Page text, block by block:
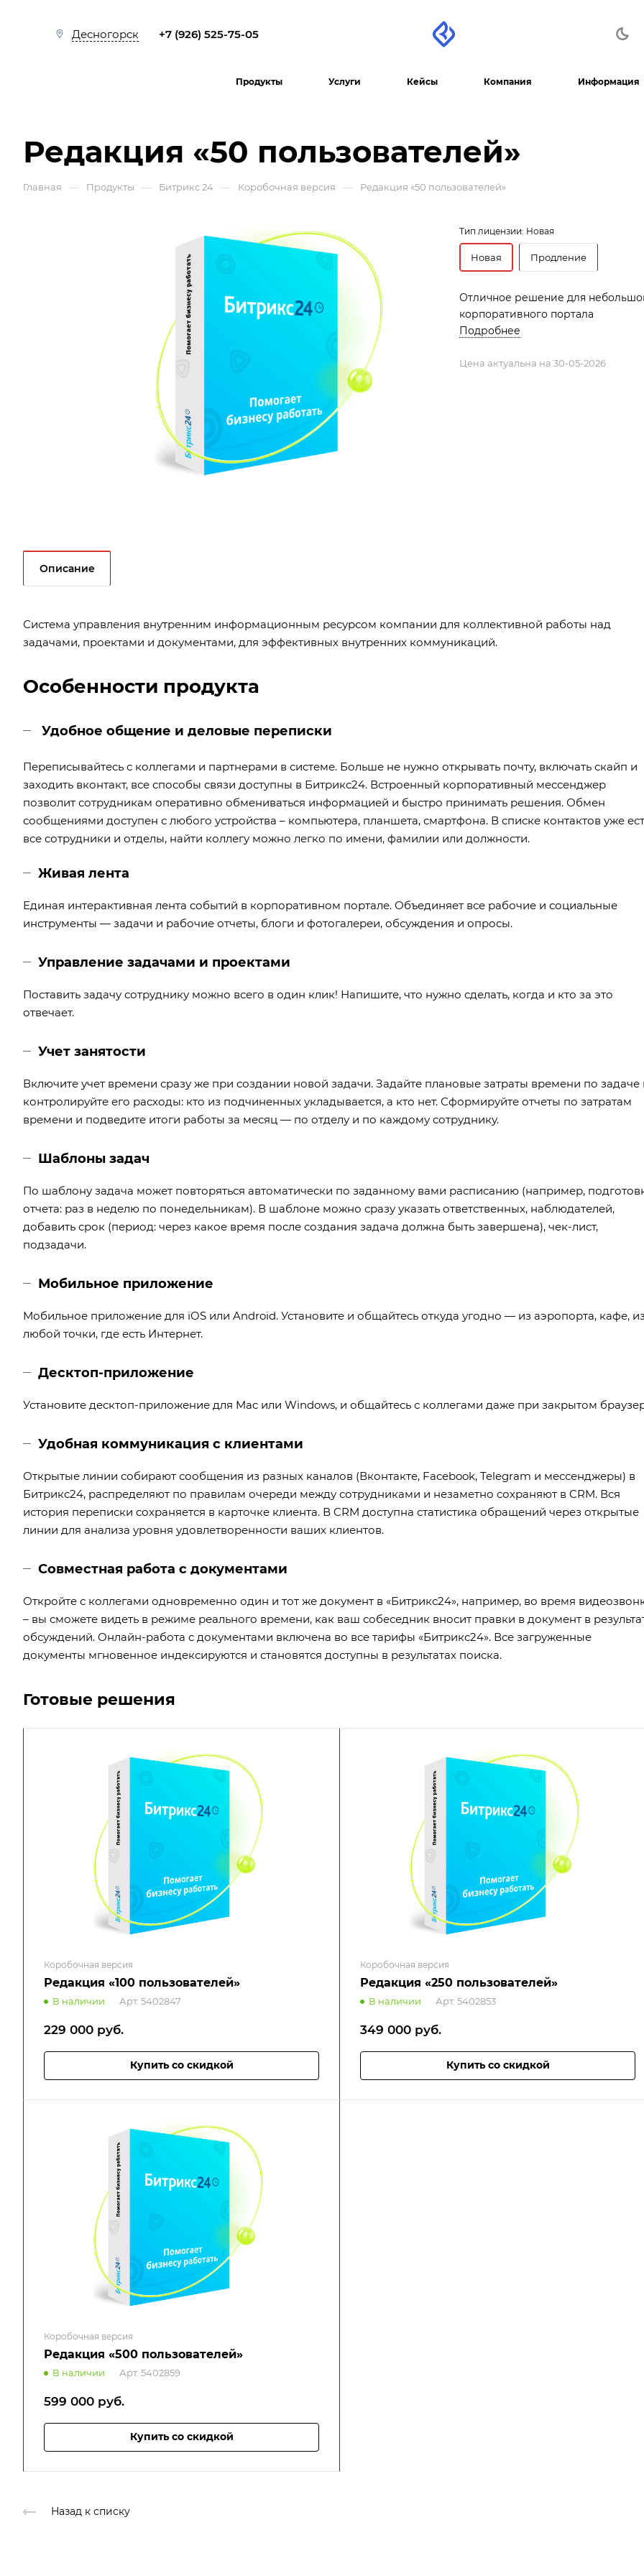
Десногорск +7 (926) 525-75-05
Продукты Услуги Кейсы Компания Информация
Редакция «50 пользователей»
Главная — Продукты — Битрикс 24 — Коробочная версия — Редакция «50 пользователей»
Тип лицензии: Новая
Новая Продление
Отличное решение для
корпоративного портала
Подробнее
Цена актуальна на 30-05-2026
Описание
Система управления внутренним информационным ресурсом компании для коллективной работы над
задачами, проектами и документами, для эффективных внутренних коммуникаций.
Особенности продукта
Удобное общение и деловые переписки
Переписывайтесь с коллегами и партнерами в системе. Больше не нужно открывать почту, включать скайп и
заходить вконтакт, все способы связи доступны в Битрикс24. Встроенный корпоративный мессенджер
позволит сотрудникам оперативно обмениваться информацией и быстро принимать решения. Обмен
сообщениями доступен с любого устройства – компьютера, планшета, смартфона. В списке контактов уже
все сотрудники и отделы, найти коллегу можно легко по имени, фамилии или должности.
Живая лента
Единая интерактивная лента событий в корпоративном портале. Объединяет все рабочие и социальные
инструменты — задачи и рабочие отчеты, блоги и фотогалереи, обсуждения и опросы.
Управление задачами и проектами
Поставить задачу сотруднику можно всего в один клик! Напишите, что нужно сделать, когда и кто за это
отвечает.
Учет занятости
Включите учет времени сразу же при создании новой задачи. Задайте плановые затраты времени по задаче
контролируйте его расходы: кто из подчиненных укладывается, а кто нет. Сформируйте отчеты по затратам
времени и подведите итоги работы за месяц — по отделу и по каждому сотруднику.
Шаблоны задач
По шаблону задача может повторяться автоматически по заданному вами расписанию (например,
отчета: раз в неделю по понедельникам). В шаблоне можно сразу указать ответственных, наблюдателей,
добавить срок (период: через какое время после создания задача должна быть завершена), чек-лист,
подзадачи.
Мобильное приложение
Мобильное приложение для iOS или Android. Установите и общайтесь откуда угодно — из аэропорта, кафе,
любой точки, где есть Интернет.
Десктоп-приложение
Установите десктоп-приложение для Mac или Windows, и общайтесь с коллегами даже при закрытом
Удобная коммуникация с клиентами
Открытые линии собирают сообщения из разных каналов (Вконтакте, Facebook, Telegram и мессенджеры) в
Битрикс24, распределяют по правилам очереди между сотрудниками и незаметно сохраняют в CRM. Вся
история переписки сохраняется в карточке клиента. В CRM доступна статистика обращений через открытые
линии для анализа уровня удовлетворенности ваших клиентов.
Совместная работа с документами
Откройте с коллегами одновременно один и тот же документ в «Битрикс24», например, во время
– вы сможете видеть в режиме реального времени, как ваш собеседник вносит правки в документ в
обсуждений. Онлайн-работа с документами включена во все тарифы «Битрикс24». Все загруженные
документы мгновенное индексируются и становятся доступны в результатах поиска.
Готовые решения
Коробочная версия
Редакция «100 пользователей»
В наличии Арт. 5402847
229 000 руб.
Купить со скидкой
Коробочная версия
Редакция «250 пользователей»
В наличии Арт. 5402853
349 000 руб.
Купить со скидкой
Коробочная версия
Редакция «500 пользователей»
В наличии Арт. 5402859
599 000 руб.
Купить со скидкой
Назад к списку